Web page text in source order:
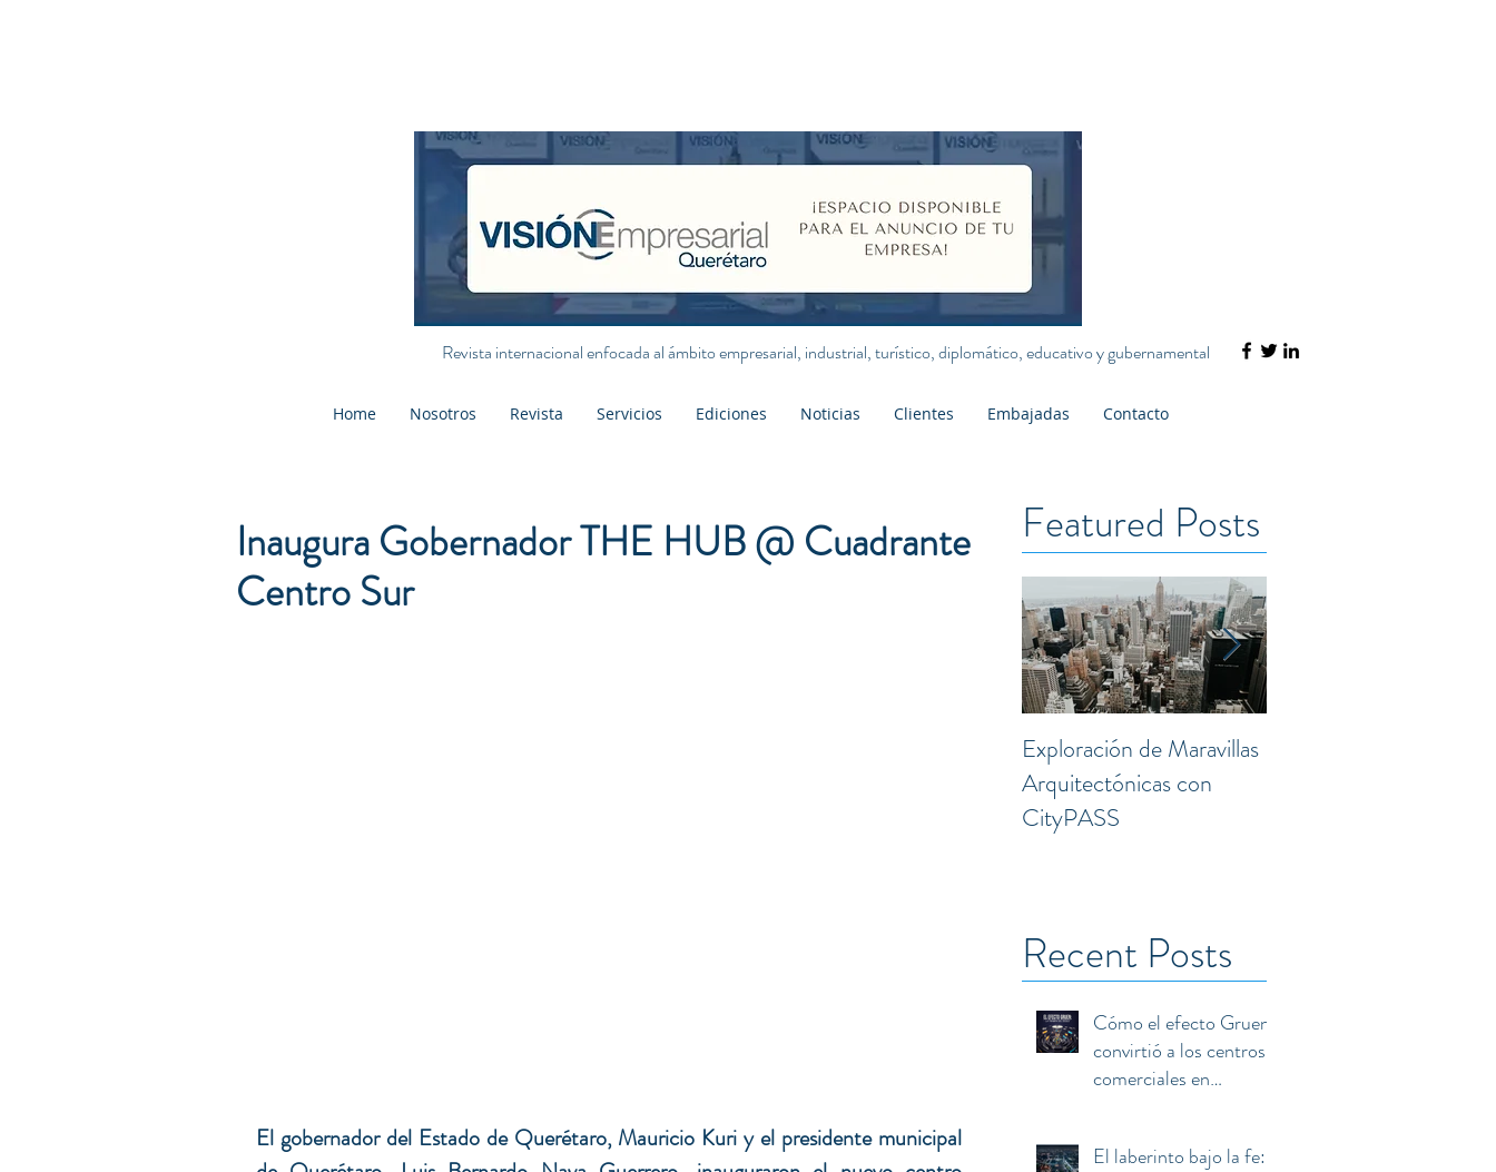
Revista internacional enfocada al ámbito empresarial, industrial, turístico, diplomático, educativo y gubernamental
Home Nosotros Revista Servicios Ediciones Noticias Clientes Embajadas Contacto
Inaugura Gobernador THE HUB @ Cuadrante
Centro Sur
El gobernador del Estado de Querétaro, Mauricio Kuri y el presidente municipal
Featured Posts
Exploración de Maravillas
Arquitectónicas con
CityPASS
Recent Posts
Cómo el efecto Gruen
convirtió a los centros
comerciales en
del consumidor
El laberinto bajo la fe: